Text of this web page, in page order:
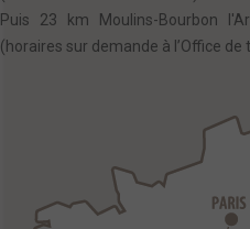
Puis 23 km Moulins-Bourbon
(horaires sur demande à l’Office de